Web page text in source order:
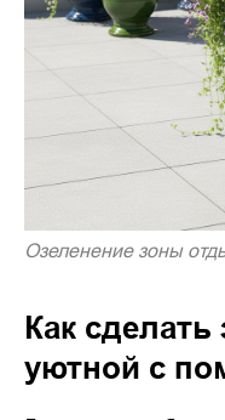
Озеленение зоны
Как
уютной с